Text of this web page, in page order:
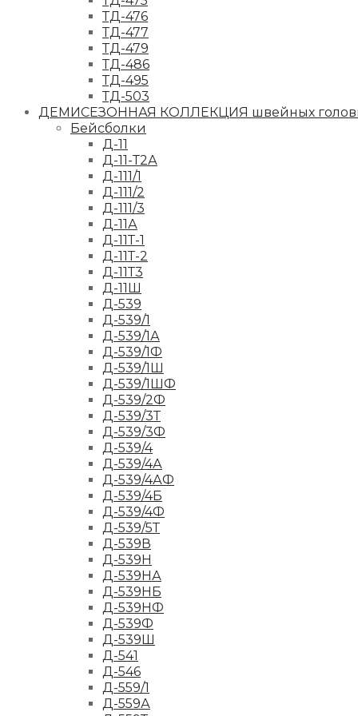
ТД-476
ТД-477
ТД-479
ТД-486
ТД-495
ТД-503
ДЕМИСЕЗОННАЯ КОЛЛЕКЦИЯ швейных
Бейсболки
Д-11
Д-11-Т2А
Д-111/1
Д-111/2
Д-111/3
Д-11А
Д-11Т-1
Д-11Т-2
Д-11Т3
Д-11Ш
Д-539
Д-539/1
Д-539/1А
Д-539/1Ф
Д-539/1Ш
Д-539/1ШФ
Д-539/2Ф
Д-539/3Т
Д-539/3Ф
Д-539/4
Д-539/4А
Д-539/4АФ
Д-539/4Б
Д-539/4Ф
Д-539/5Т
Д-539В
Д-539Н
Д-539НА
Д-539НБ
Д-539НФ
Д-539Ф
Д-539Ш
Д-541
Д-546
Д-559/1
Д-559А